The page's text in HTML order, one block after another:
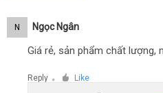
N Ngọc Ngân
Giá rẻ, sản phẩm chất lượng,
Reply ● Like